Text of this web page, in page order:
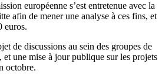
européenne s’est entretenue avec la
afin de mener une analyse à ces fins, et
euros.
de discussions au sein des groupes de
une mise à jour publique sur les projets
octobre.